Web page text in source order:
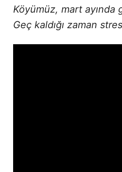
Köyümüz, mart
Geç kaldığı zaman